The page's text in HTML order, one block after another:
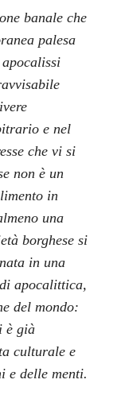
banale che
palesa
e nel
che vi si
non è un
in
una
borghese si
in una
apocalittica,
del mondo:
è già
culturale e
e delle menti.